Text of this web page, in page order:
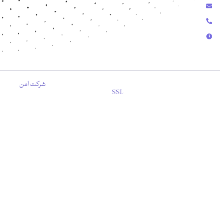
info@amnssl.com
شرکت امن
SSLاست.